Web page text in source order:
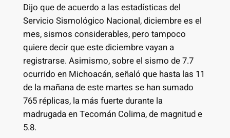
Dijo que de acuerdo a las estadísticas del
Servicio Sismológico Nacional, diciembre es el
mes, sismos considerables, pero tampoco
quiere decir que este diciembre vayan a
registrarse. Asimismo, sobre el sismo de 7.7
ocurrido en Michoacán, señaló que hasta las 11
de la mañana de este martes se han sumado
765 réplicas, la más fuerte durante la
madrugada en Tecomán Colima, de magnitud e
5.8.